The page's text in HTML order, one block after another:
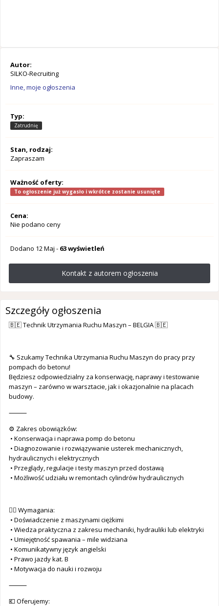
Autor:
SILKO-Recruiting
Inne, moje ogłoszenia
Typ:
Zatrudnię
Stan, rodzaj:
Zapraszam
Ważność oferty:
To ogłoszenie już wygasło i wkrótce zostanie usunięte
Cena:
Nie podano ceny
Dodano 12 Maj - 63 wyświetleń
Kontakt z autorem ogłoszenia
Szczegóły ogłoszenia
🇧🇪 Technik Utrzymania Ruchu Maszyn – BELGIA 🇧🇪
🔧 Szukamy Technika Utrzymania Ruchu Maszyn do pracy przy
pompach do betonu!
Będziesz odpowiedzialny za konserwację, naprawy i testowanie
maszyn – zarówno w warsztacie, jak i okazjonalnie na placach
budowy.
⸻
⚙️ Zakres obowiązków:
• Konserwacja i naprawa pomp do betonu
• Diagnozowanie i rozwiązywanie usterek mechanicznych,
hydraulicznych i elektrycznych
• Przeglądy, regulacje i testy maszyn przed dostawą
• Możliwość udziału w remontach cylindrów hydraulicznych
👷‍♂️ Wymagania:
• Doświadczenie z maszynami ciężkimi
• Wiedza praktyczna z zakresu mechaniki, hydrauliki lub elektryki
• Umiejętność spawania – mile widziana
• Komunikatywny język angielski
• Prawo jazdy kat. B
• Motywacja do nauki i rozwoju
⸻
💶 Oferujemy: